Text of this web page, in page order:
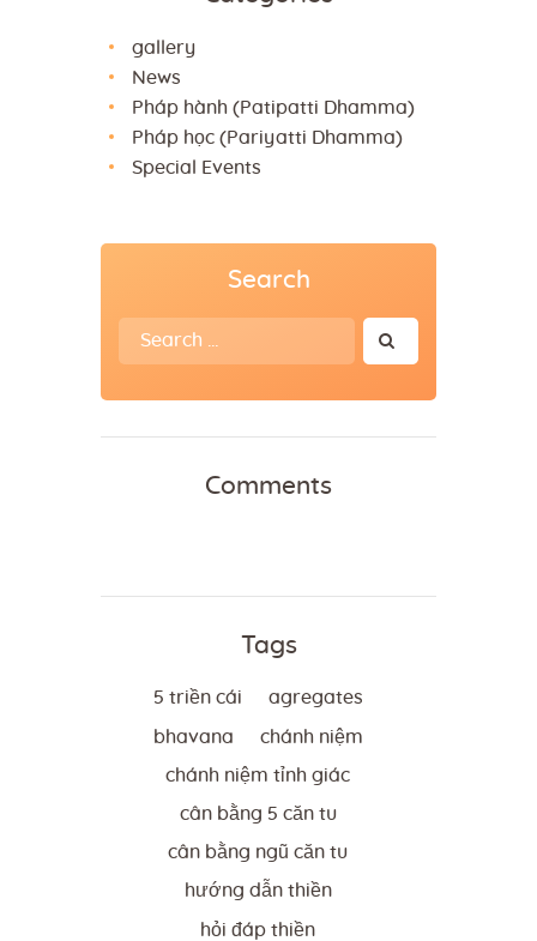
gallery
News
Pháp hành (Patipatti Dhamma)
Pháp học (Pariyatti Dhamma)
Special Events
Search
Search
for:
Comments
Tags
5 triền cái agregates
bhavana chánh niệm
chánh niệm tỉnh giác
cân bằng 5 căn tu
cân bằng ngũ căn tu
hướng dẫn thiền
hỏi đáp thiền